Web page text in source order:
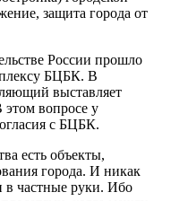
защита города от
России прошло
БЦБК. В
выставляет
вопросе у
с БЦБК.
есть объекты,
города. И никак
в частные руки. Ибо